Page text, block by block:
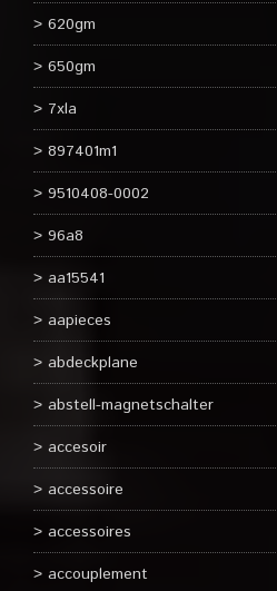
620gm
650gm
7xla
897401m1
9510408-0002
96a8
aa15541
aapieces
abdeckplane
abstell-magnetschalter
accesoir
accessoire
accessoires
accouplement